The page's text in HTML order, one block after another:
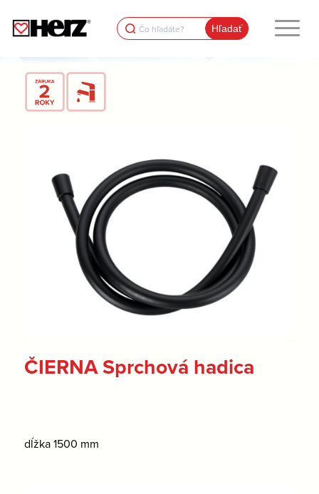
Search
for:
ČIERNA Sprchová hadica
dĺžka 1500 mm